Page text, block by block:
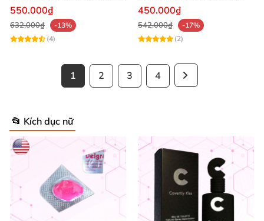
dùng tiện lợi
550.000₫
632.000₫
-13%
(4)
cuốn ngọt ngào 50ml
450.000₫
542.000₫
-17%
(2)
1 2 3 4
📂 Kích dục nữ